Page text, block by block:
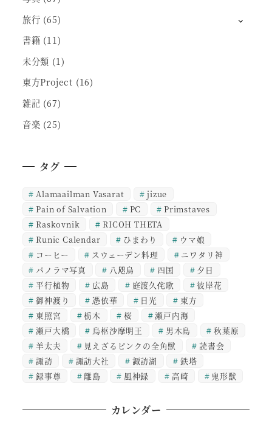
旅行 (65)
書籍 (11)
未分類 (1)
東方Project (16)
雑記 (67)
音楽 (25)
タグ
Alamaailman Vasarat
jizue
Pain of Salvation
PC
Primstaves
Raskovnik
RICOH THETA
Runic Calendar
ひまわり
ウマ娘
コーヒー
スウェーデン料理
ニワタリ神
パノラマ写真
八咫烏 四国
夕日
平行植物
広島 庭渡久侘歌
彼岸花
御神渡り
憑依華 日光
東方
東照宮
栃木 桜
瀬戸内海
瀬戸大橋
烏枢沙摩明王 男木島
秋葉原
羊太夫
見えざるピンクの全角獣
読書会
諏訪
諏訪大社 諏訪湖
鉄塔
録事尊
離島 風神録 高崎 鬼形獣
カレンダー